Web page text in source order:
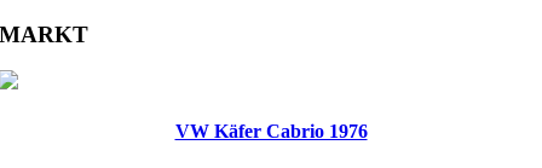
MARKT
VW Käfer Cabrio 1976